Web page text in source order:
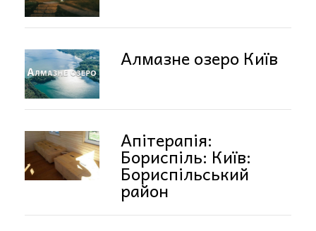
Алмазне озеро Київ
Апітерапія:
Бориспіль: Київ:
Бориспільський
район